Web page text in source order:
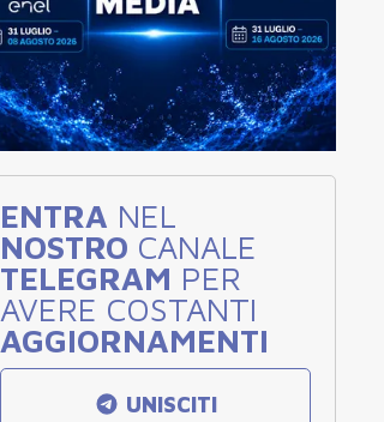
ENTRA NEL
NOSTRO CANALE
TELEGRAM PER
AVERE COSTANTI
AGGIORNAMENTI
UNISCITI